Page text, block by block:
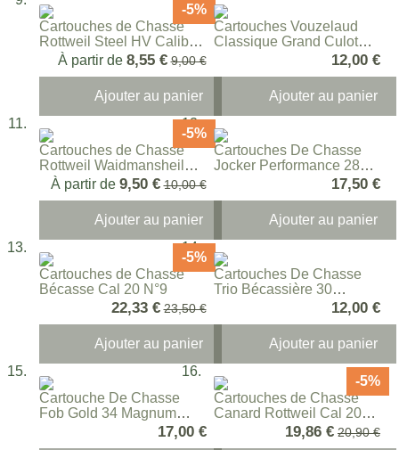
Cartouches de Chasse
Rottweil Steel HV Calibre
-5%
À partir de 8,55 € Prix normal
9,00 €
Ajouter au panier
Cartouches Vouzelaud
Classique Grand Culot
12,00 €
Ajouter au panier
Cartouches de Chasse
Rottweil Waidmansheil
HV Calibre 20/70
-5%
À partir de 9,50 € Prix normal
10,00 €
Ajouter au panier
Cartouches De Chasse
Jocker Performance 28
17,50 €
Ajouter au panier
Cartouches de Chasse
Bécasse Cal 20 N°9
-5%
Prix Spécial
22,33 € Prix normal
23,50 €
Ajouter au panier
Cartouches De Chasse
Trio Bécassière 30
12,00 €
Ajouter au panier
Cartouche De Chasse
Fob Gold 34 Magnum
17,00 €
Cartouches de Chasse
Canard Rottweil Cal 20
-5%
Prix Spécial
19,86 € Prix
20,90 €